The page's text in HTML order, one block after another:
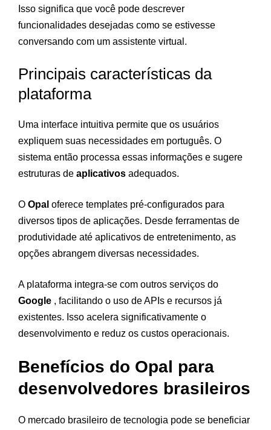
Isso significa que você pode descrever
funcionalidades desejadas como se estivesse
conversando com um assistente virtual.
Principais características da
plataforma
Uma interface intuitiva permite que os usuários
expliquem suas necessidades em português. O
sistema então processa essas informações e sugere
estruturas de aplicativos adequados.
O Opal oferece templates pré-configurados para
diversos tipos de aplicações. Desde ferramentas de
produtividade até aplicativos de entretenimento, as
opções abrangem diversas necessidades.
A plataforma integra-se com outros serviços do
Google , facilitando o uso de APIs e recursos já
existentes. Isso acelera significativamente o
desenvolvimento e reduz os custos operacionais.
Benefícios do Opal para
desenvolvedores brasileiros
O mercado brasileiro de tecnologia pode se beneficiar